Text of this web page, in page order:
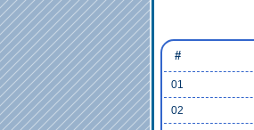
#
01
02